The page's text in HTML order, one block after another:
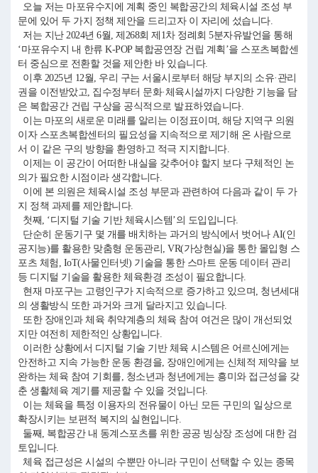
오늘 저는 마포유수지에 계획 중인 복합공간의 체육시설 조성 부
문에 있어 두 가지 정책 제안을 드리고자 이 자리에 섰습니다.
저는 지난 2024년 6월, 제268회 제1차 정례회 5분자유발언을 통해
‘마포유수지 내 한류 K-POP 복합공연장 건립 계획’을 스포츠복합센
터 중심으로 전환할 것을 제안한 바 있습니다.
이후 2025년 12월, 우리 구는 서울시로부터 해당 부지의 소유·관리
권을 이전받았고, 집수정부터 문화·체육시설까지 다양한 기능을 담
은 복합공간 건립 구상을 공식적으로 발표하였습니다.
이는 마포의 새로운 미래를 알리는 이정표이며, 해당 지역구 의원
이자 스포츠복합센터의 필요성을 지속적으로 제기해 온 사람으로
서 이 같은 구의 방향을 환영하고 적극 지지합니다.
이제는 이 공간이 어떠한 내실을 갖추어야 할지 보다 구체적인 논
의가 필요한 시점이라 생각합니다.
이에 본 의원은 체육시설 조성 부문과 관련하여 다음과 같이 두 가
지 정책 과제를 제안합니다.
첫째, ‘디지털 기술 기반 체육시스템’의 도입입니다.
단순히 운동기구 몇 개를 배치하는 과거의 방식에서 벗어나 AI(인
공지능)를 활용한 맞춤형 운동관리, VR(가상현실)을 통한 몰입형 스
포츠 체험, IoT(사물인터넷) 기술을 통한 스마트 운동 데이터 관리
등 디지털 기술을 활용한 체육환경 조성이 필요합니다.
현재 마포구는 고령인구가 지속적으로 증가하고 있으며, 청년세대
의 생활방식 또한 과거와 크게 달라지고 있습니다.
또한 장애인과 체육 취약계층의 체육 참여 여건은 많이 개선되었
지만 여전히 제한적인 상황입니다.
이러한 상황에서 디지털 기술 기반 체육 시스템은 어르신에게는
안전하고 지속 가능한 운동 환경을, 장애인에게는 신체적 제약을 보
완하는 체육 참여 기회를, 청소년과 청년에게는 흥미와 접근성을 갖
춘 생활체육 계기를 제공할 수 있을 것입니다.
이는 체육을 특정 이용자의 전유물이 아닌 모든 구민의 일상으로
확장시키는 보편적 복지의 실현입니다.
둘째, 복합공간 내 동계스포츠를 위한 공공 빙상장 조성에 대한 검
토입니다.
체육 접근성은 시설의 수뿐만 아니라 구민이 선택할 수 있는 종목